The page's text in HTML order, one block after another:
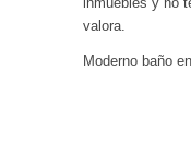
valora.
Moderno baño